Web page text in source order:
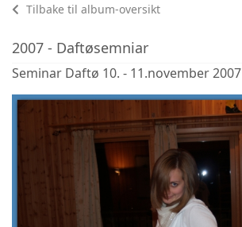
Tilbake til album-oversikt
2007 - Daftøsemniar
Seminar Daftø 10. - 11.november 2007